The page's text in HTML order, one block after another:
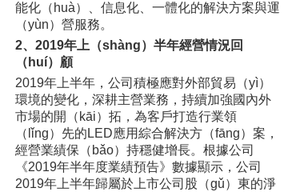
能化（huà）、信息化、一體化的解決方案與運
（yùn）營服務。
2、2019年上（shàng）半年經營情況回
（huí）顧
2019年上半年，公司積極應對外部貿易（yì）
環境的變化，深耕主營業務，持續加強國內外
市場的開（kāi）拓，為客戶打造行業領
（lǐng）先的LED應用綜合解決方（fāng）案，
經營業績保（bǎo）持穩健增長。根據公司
《2019年半年度業績預告》數據顯示，公司
2019年上半年歸屬於上市公司股（gǔ）東的淨